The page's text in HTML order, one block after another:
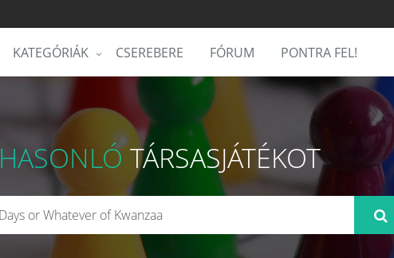
KATEGÓRIÁK CSEREBERE FÓRUM PONTRA FEL!
HASONLÓTÁRSASJÁTÉKOT